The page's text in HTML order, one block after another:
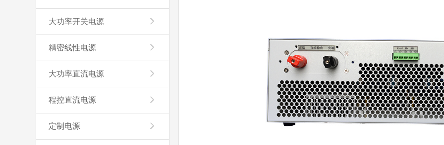
大功率开关电源
精密线性电源
大功率直流电源
程控直流电源
定制电源